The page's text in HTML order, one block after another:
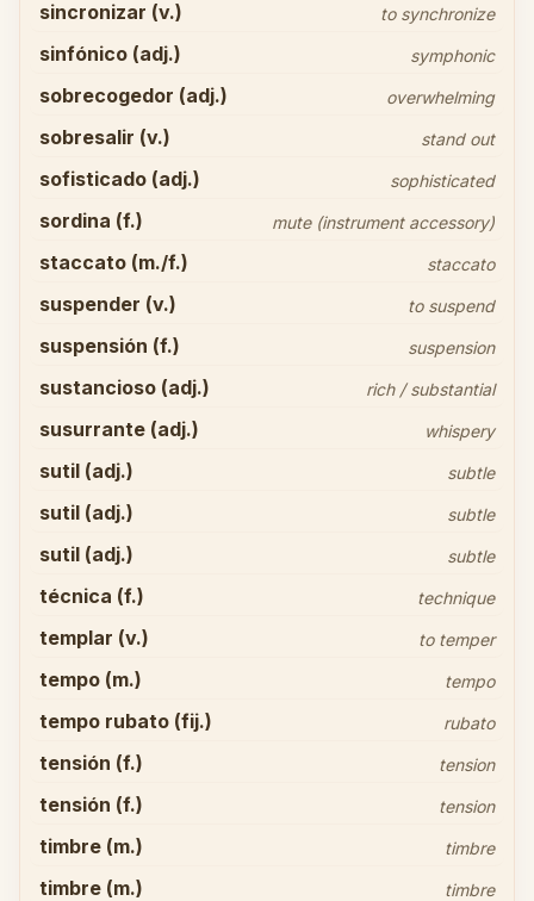
sincronizar (v.) to synchronize
sinfónico (adj.) symphonic
sobrecogedor (adj.) overwhelming
sobresalir (v.) stand out
sofisticado (adj.) sophisticated
sordina (f.) mute (instrument accessory)
staccato (m./f.) staccato
suspender (v.) to suspend
suspensión (f.) suspension
sustancioso (adj.) rich / substantial
susurrante (adj.) whispery
sutil (adj.) subtle
sutil (adj.) subtle
sutil (adj.) subtle
técnica (f.) technique
templar (v.) to temper
tempo (m.) tempo
tempo rubato (fij.) rubato
tensión (f.) tension
tensión (f.) tension
timbre (m.) timbre
timbre (m.) timbre